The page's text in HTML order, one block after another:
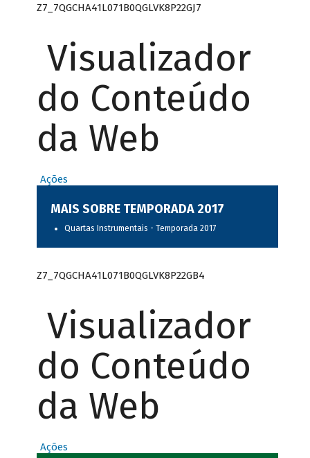
Z7_7QGCHA41L071B0QGLVK8P22GJ7
Visualizador
do Conteúdo
da Web
Ações
MAIS SOBRE TEMPORADA 2017
Quartas Instrumentais - Temporada 2017
Z7_7QGCHA41L071B0QGLVK8P22GB4
Visualizador
do Conteúdo
da Web
Ações